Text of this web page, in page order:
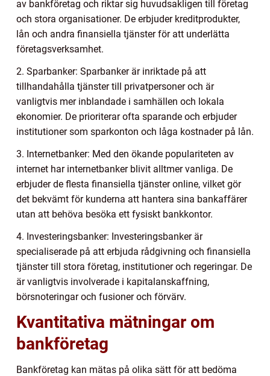
av bankföretag och riktar sig huvudsakligen till företag
och stora organisationer. De erbjuder kreditprodukter,
lån och andra finansiella tjänster för att underlätta
företagsverksamhet.
2. Sparbanker: Sparbanker är inriktade på att
tillhandahålla tjänster till privatpersoner och är
vanligtvis mer inblandade i samhällen och lokala
ekonomier. De prioriterar ofta sparande och erbjuder
institutioner som sparkonton och låga kostnader på lån.
3. Internetbanker: Med den ökande populariteten av
internet har internetbanker blivit alltmer vanliga. De
erbjuder de flesta finansiella tjänster online, vilket gör
det bekvämt för kunderna att hantera sina bankaffärer
utan att behöva besöka ett fysiskt bankkontor.
4. Investeringsbanker: Investeringsbanker är
specialiserade på att erbjuda rådgivning och finansiella
tjänster till stora företag, institutioner och regeringar. De
är vanligtvis involverade i kapitalanskaffning,
börsnoteringar och fusioner och förvärv.
Kvantitativa mätningar om
bankföretag
Bankföretag kan mätas på olika sätt för att bedöma